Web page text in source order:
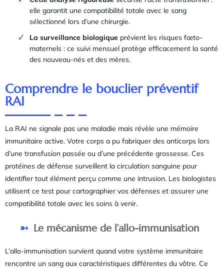
elle garantit une compatibilité totale avec le sang
sélectionné lors d’une chirurgie.
La surveillance biologique prévient les risques fœto-
maternels : ce suivi mensuel protège efficacement la santé
des nouveau-nés et des mères.
Comprendre le bouclier préventif
RAI
La RAI ne signale pas une maladie mais révèle une mémoire
immunitaire active. Votre corps a pu fabriquer des anticorps lors
d’une transfusion passée ou d’une précédente grossesse. Ces
protéines de défense surveillent la circulation sanguine pour
identifier tout élément perçu comme une intrusion. Les biologistes
utilisent ce test pour cartographier vos défenses et assurer une
compatibilité totale avec les soins à venir.
Le mécanisme de l’allo-immunisation
L’allo-immunisation survient quand votre système immunitaire
rencontre un sang aux caractéristiques différentes du vôtre. Ce